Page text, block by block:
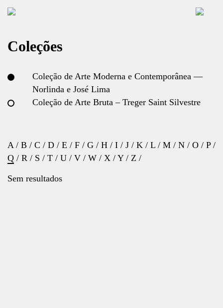
Coleções
Coleção de Arte Moderna e Contemporânea —
Norlinda e José Lima
Coleção de Arte Bruta – Treger Saint Silvestre
A/ B / C / D / E / F / G / H / I / J / K / L / M / N / O / P/
Q / R / S / T / U / V / W / X / Y/ Z /
Sem resultados